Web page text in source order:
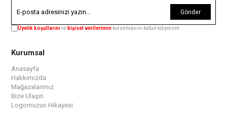
Gönder
Üyelik koşullarınıve kişisel verilerimin korunmasını kabul ediyorum.
Kurumsal
Anasayfa
Hakkımızda
Mağazalarımız
Bize Ulaşın
Logomuzun Hikayesi